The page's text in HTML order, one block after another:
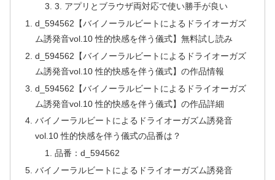
3. アプリとブラウザ両対応で使い勝手が良い
d_594562【バイノーラルビートによるドライオーガズ
ム誘発音vol.10 性的快感を伴う儀式】無料試し読み
d_594562【バイノーラルビートによるドライオーガズ
ム誘発音vol.10 性的快感を伴う儀式】の作品情報
d_594562【バイノーラルビートによるドライオーガズ
ム誘発音vol.10 性的快感を伴う儀式】の作品詳細
バイノーラルビートによるドライオーガズム誘発音
vol.10 性的快感を伴う儀式の品番は？
品番：d_594562
バイノーラルビートによるドライオーガズム誘発音